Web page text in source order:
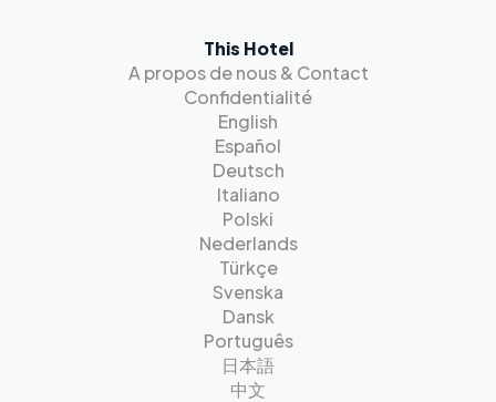
This Hotel
A propos de nous & Contact
Confidentialité
English
Español
Deutsch
Italiano
Polski
Nederlands
Türkçe
Svenska
Dansk
Português
日本語
中文